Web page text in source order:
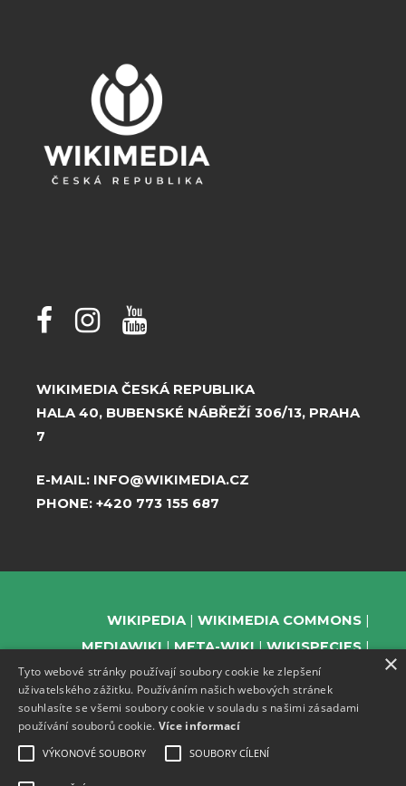
WIKIMEDIA ČESKÁ REPUBLIKA
HALA 40, BUBENSKÉ NÁBŘEŽÍ 306/13, PRAHA
7
E-MAIL: INFO@WIKIMEDIA.CZ
PHONE: +420 773 155 687
WIKIPEDIA
WIKIMEDIA COMMONS
MEDIAWIKI
META-WIKI
WIKISPECIES
WIKIBOOKS
WIKIDATA
WIKIMANIA
WIKINEWS
WIKIQUOTE
WIKISOURCE
WIKIVERSITY
×
Tyto webové stránky používají soubory cookie ke zlepšení
uživatelského zážitku. Používáním našich webových stránek
souhlasíte se všemi soubory cookie v souladu s našimi zásadami
používání souborů cookie. Více informací
VÝKONOVÉ SOUBORY SOUBORY CÍLENÍ